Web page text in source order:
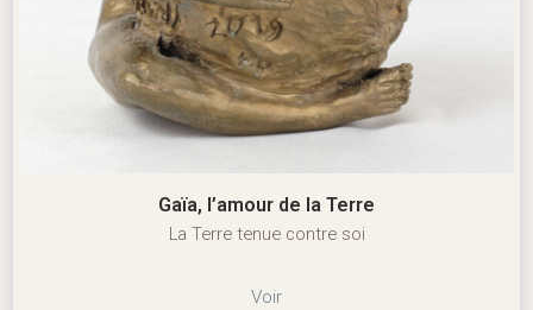
Gaïa, l’amour de la Terre
La Terre tenue contre soi
Voir